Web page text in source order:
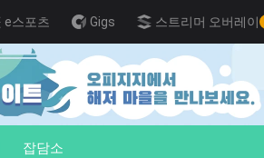
e스포츠 Gigs 스트리머 오버레이
잡담소